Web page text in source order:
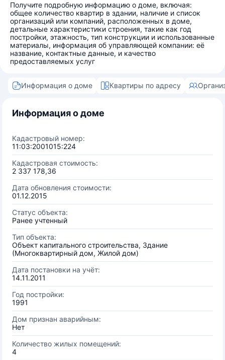
Получите подробную информацию о доме, включая:
общее количество квартир в здании, наличие и список
организаций или компаний, расположенных в доме,
детальные характеристики строения, такие как год
постройки, этажность, тип конструкции и использованные
материалы, информация об управляющей компании: её
название, контактные данные, и качество
предоставляемых услуг
Информация о доме Квартиры по адресу
Информация о доме
Кадастровый номер:
11:03:2001015:224
Кадастровая стоимость:
2 337 178,36
Дата обновления стоимости:
01.12.2015
Статус объекта:
Ранее учтенный
Тип объекта:
Объект капитального строительства, Здание
(Многоквартирный дом, Жилой дом)
Дата постановки на учёт:
14.11.2011
Год постройки:
1991
Дом признан аварийным:
Нет
Количество жилых помещений:
4